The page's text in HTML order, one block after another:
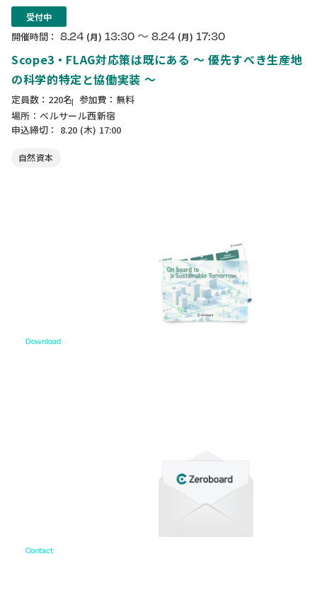
受付中
開催時間： 8.24 (月) 13:30 〜 8.24 (月) 17:30
Scope3・FLAG対応策は既にある ～ 優先すべき生産地
の科学的特定と協働実装 ～
定員数：220名 参加費：無料
場所：ベルサール西新宿
申込締切： 8.20 (木) 17:00
自然資本
Download
Contact